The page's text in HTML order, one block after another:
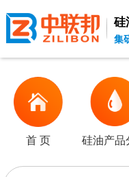
硅
集
首 页 硅油产品